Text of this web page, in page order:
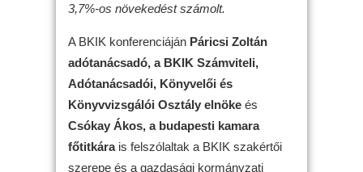
3,7%-os növekedést számolt.
A BKIK konferenciáján Páricsi Zoltán
adótanácsadó, a BKIK Számviteli,
Adótanácsadói, Könyvelői és
Könyvvizsgálói Osztály elnöke és
Csókay Ákos, a budapesti kamara
főtitkárais felszólaltak a BKIK szakértői
szerepe és a gazdasági kormányzati